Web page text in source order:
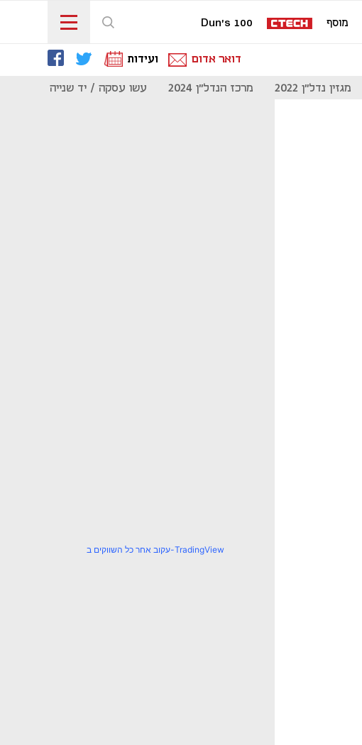
מוסף Dun's 100
דואר אדום ועידות
מגזין נדל"ן 2022 מרכז הנדל"ן 2024 עשו עסקה / יד שנייה
עקוב אחר כל השווקים ב-TradingView